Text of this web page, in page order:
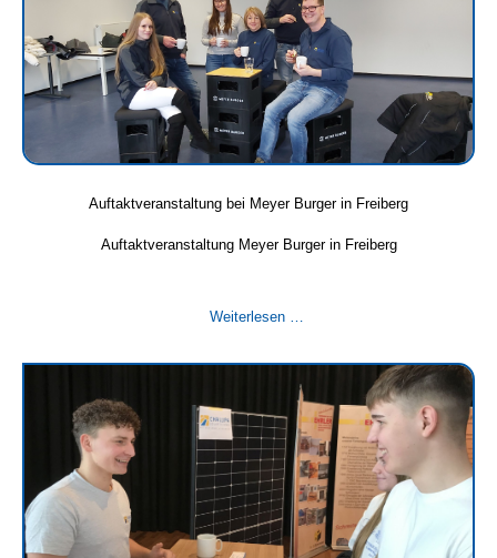
Auftaktveranstaltung bei Meyer Burger in Freiberg
Auftaktveranstaltung Meyer Burger in Freiberg
Weiterlesen …
in
Freiberg